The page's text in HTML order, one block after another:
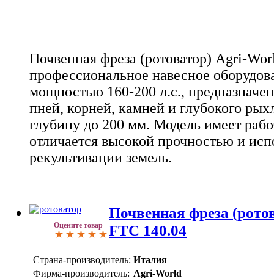
Почвенная фреза (ротоватор) Agri-
профессиональное навесное
мощностью 160-200 л.с.,
пней, корней, камней и глубокого
глубину до 200 мм. Модель имеет
отличается высокой прочностью и
рекультивации земель.
Оцените товар
Почвенная фреза
FTC 140.04
Страна-производитель: Италия
Фирма-производитель: Agri-World